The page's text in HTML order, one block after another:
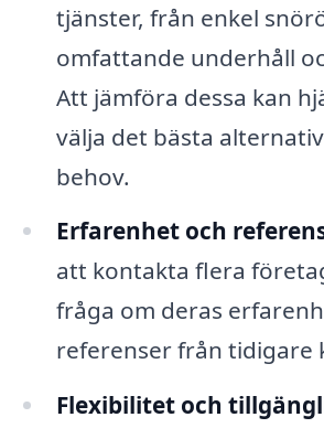
tjänster, från enkel
omfattande underhåll
Att jämföra dessa kan
välja det bästa
behov.
Erfarenhet och
att kontakta flera
fråga om deras
referenser från tidigare
Flexibilitet och